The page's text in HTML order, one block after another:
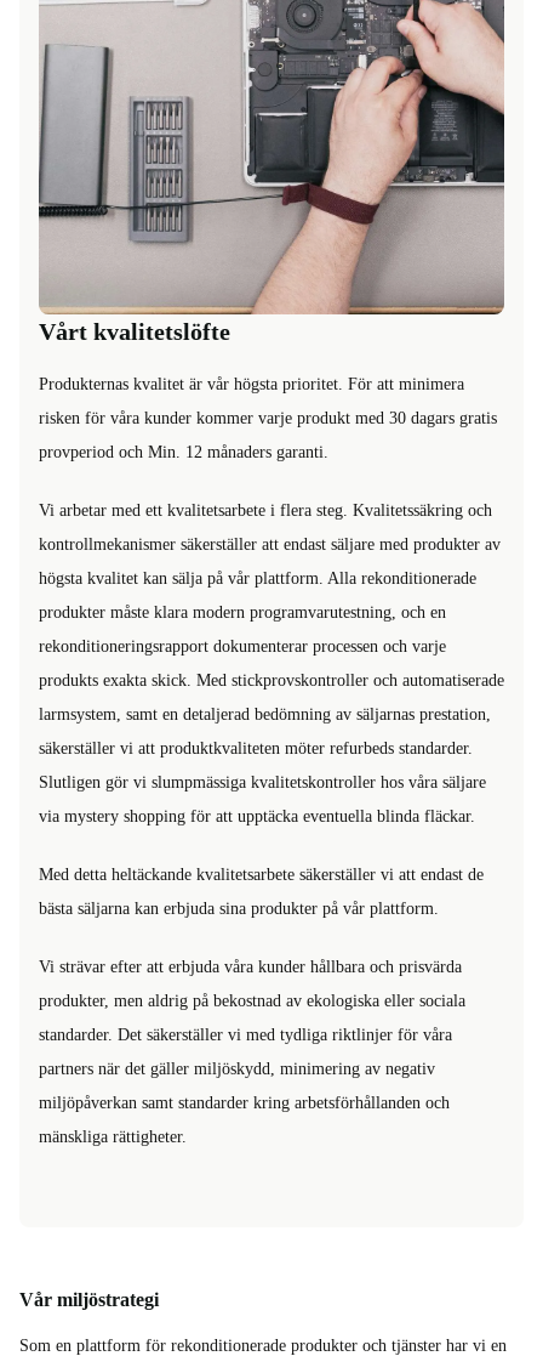
Vårt kvalitetslöfte
Produkternas kvalitet är vår högsta prioritet. För att minimera
risken för våra kunder kommer varje produkt med 30 dagars gratis
provperiod och Min. 12 månaders garanti.
Vi arbetar med ett kvalitetsarbete i flera steg. Kvalitetssäkring och
kontrollmekanismer säkerställer att endast säljare med produkter av
högsta kvalitet kan sälja på vår plattform. Alla rekonditionerade
produkter måste klara modern programvarutestning, och en
rekonditioneringsrapport dokumenterar processen och varje
produkts exakta skick. Med stickprovskontroller och automatiserade
larmsystem, samt en detaljerad bedömning av säljarnas prestation,
säkerställer vi att produktkvaliteten möter refurbeds standarder.
Slutligen gör vi slumpmässiga kvalitetskontroller hos våra säljare
via mystery shopping för att upptäcka eventuella blinda fläckar.
Med detta heltäckande kvalitetsarbete säkerställer vi att endast de
bästa säljarna kan erbjuda sina produkter på vår plattform.
Vi strävar efter att erbjuda våra kunder hållbara och prisvärda
produkter, men aldrig på bekostnad av ekologiska eller sociala
standarder. Det säkerställer vi med tydliga riktlinjer för våra
partners när det gäller miljöskydd, minimering av negativ
miljöpåverkan samt standarder kring arbetsförhållanden och
mänskliga rättigheter.
Vår miljöstrategi
Som en plattform för rekonditionerade produkter och tjänster har vi en